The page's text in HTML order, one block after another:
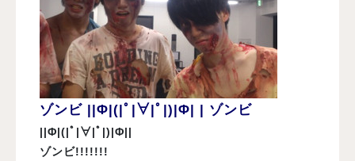
ゾンビ ||Φ|(|ﾟ|∀|ﾟ|)|Φ| | ゾンビ
||Φ|(|ﾟ|∀|ﾟ|)|Φ||
ゾンビ!!!!!!!